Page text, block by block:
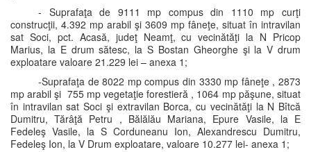
- Suprafaţa de 9111 mp compus din 1110 mp curţi
construcţii, 4.392 mp arabil şi 3609 mp fâneţe, situat în intravilan
sat Soci, pct. Acasă, judeţ Neamţ, cu vecinătăţi la N Pricop
Marius, la E drum sătesc, la S Bostan Gheorghe şi la V drum
exploatare valoare 21.229 lei – anexa 1;
-Suprafaţa de 8022 mp compus din 3330 mp fâneţe , 2873
mp arabil şi 755 mp vegetaţie forestieră , 1064 mp păşune, situat
în intravilan sat Soci şi extravilan Borca, cu vecinătăţi la N Bîtcă
Dumitru, Tărâţă Petru , Bălălău Mariana, Epure Vasile, la E
Fedeleş Vasile, la S Corduneanu Ion, Alexandrescu Dumitru,
Fedeleş Ion, la V Drum exploatare, valoare 10.277 lei- anexa 1;